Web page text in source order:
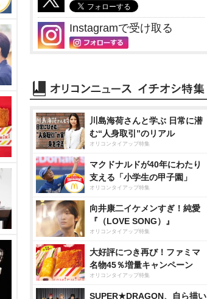
Instagramで受け取る
川島海荷さんと学ぶ 日常に潜
む“人身取引”のリアル
オリコンタイアップ特集
マクドナルドが40年にわたり
支える「小学生の甲子園」
オリコンタイアップ特集
向井康二イケメンすぎ！純愛
『（LOVE SONG）』
オリコンタイアップ特集
大好評につき再び！ファミマ
名物45％増量キャンペーン
オリコンタイアップ特集
SUPER★DRAGON、自ら描い